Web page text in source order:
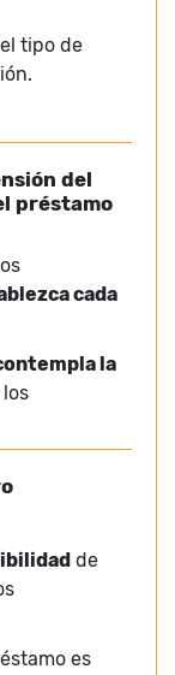
tipo de
del
préstamo
cada
la
de
es